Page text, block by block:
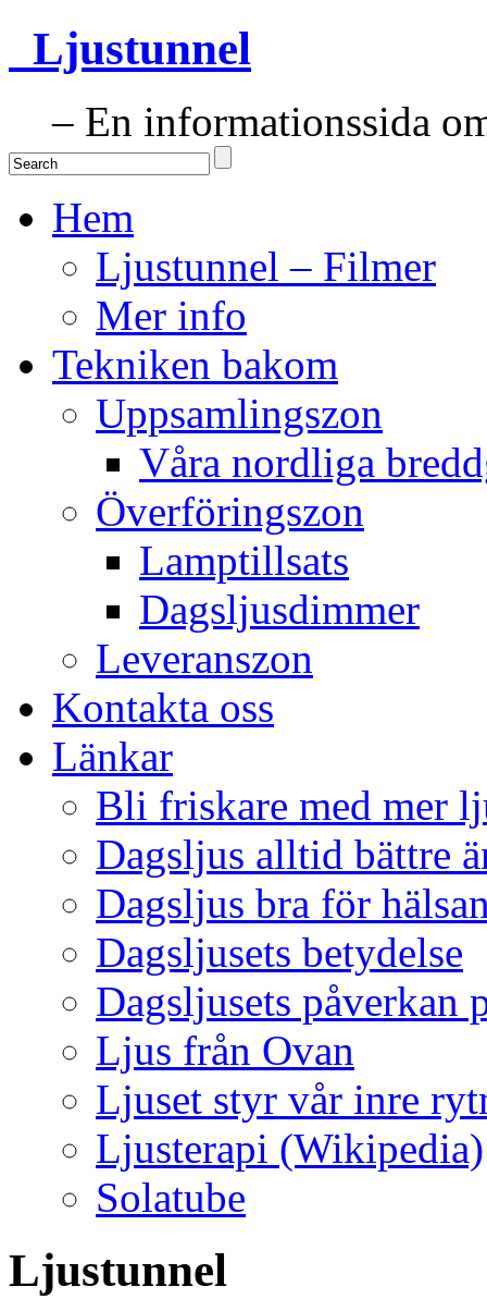
Ljustunnel
– En informationssida
Hem
Ljustunnel – Filmer
Mer info
Tekniken bakom
Uppsamlingszon
Våra nordliga
Överföringszon
Lamptillsats
Dagsljusdimmer
Leveranszon
Kontakta oss
Länkar
Bli friskare med mer
Dagsljus alltid bättre
Dagsljus bra för
Dagsljusets betydelse
Dagsljusets påverkan
Ljus från Ovan
Ljuset styr vår inre
Ljusterapi (Wikipedia)
Solatube
Ljustunnel